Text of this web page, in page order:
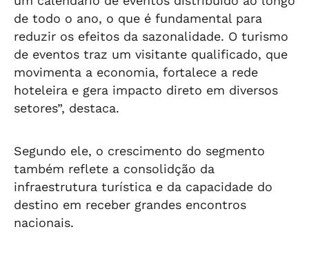
de todo o ano, o que é fundamental para
reduzir os efeitos da sazonalidade. O turismo
de eventos traz um visitante qualificado, que
movimenta a economia, fortalece a rede
hoteleira e gera impacto direto em diversos
setores”, destaca.
Segundo ele, o crescimento do segmento
também reflete a consolidção da
infraestrutura turística e da capacidade do
destino em receber grandes encontros
nacionais.